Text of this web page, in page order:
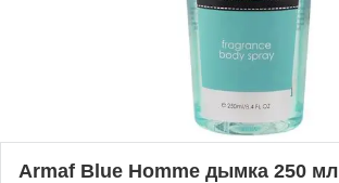
Armaf Blue Homme дымка 250 мл